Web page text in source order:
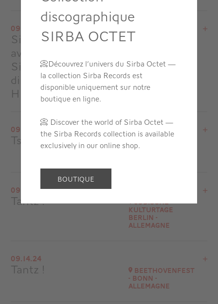
discographique
SIRBA OCTET
📀Découvrez l’univers du Sirba Octet —
la collection Sirba Records est
disponible uniquement sur notre
boutique en ligne.
📀 Discover the world of Sirba Octet —
the Sirba Records collection is available
exclusively in our online shop.
BOUTIQUE
View the program
Mont-Saint-Michel
at 20H00
Go to site
09.29.24
Sirba Orchestra !
avec l’Orchestre
Sinfonia Iuventus,
direction Alexander
Humala
View the program
Folle journée de Varsovie - Pologne
Teatr Wielki Opera Narodowa
Go to site
09.28.24
Tsuzamen Folle journée
de Varsovie -
View the program
Folle journée de Varsovie - Pologne
Teatr Wielki Opera Narodowa
09.19.24
Tantz ! Jüdische
Kulturtage
Berlin -
Allemagne
Jüdische Kulturtage Berlin - Allemagne
09.14.24
Tantz ! Beethovenfest
- Bonn -
Allemagne